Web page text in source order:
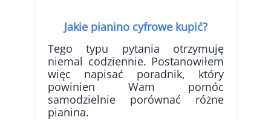
Jakie pianino cyfrowe kupić?
Tego typu pytania otrzymuję
niemal codziennie. Postanowiłem
więc napisać poradnik, który
powinien Wam pomóc
samodzielnie porównać różne
pianina.